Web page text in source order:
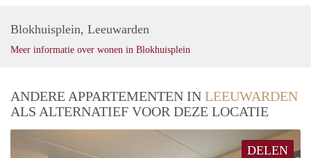
Blokhuisplein, Leeuwarden
Meer informatie over wonen in Blokhuisplein
ANDERE APPARTEMENTEN IN LEEUWARDEN
ALS ALTERNATIEF VOOR DEZE LOCATIE
DELEN